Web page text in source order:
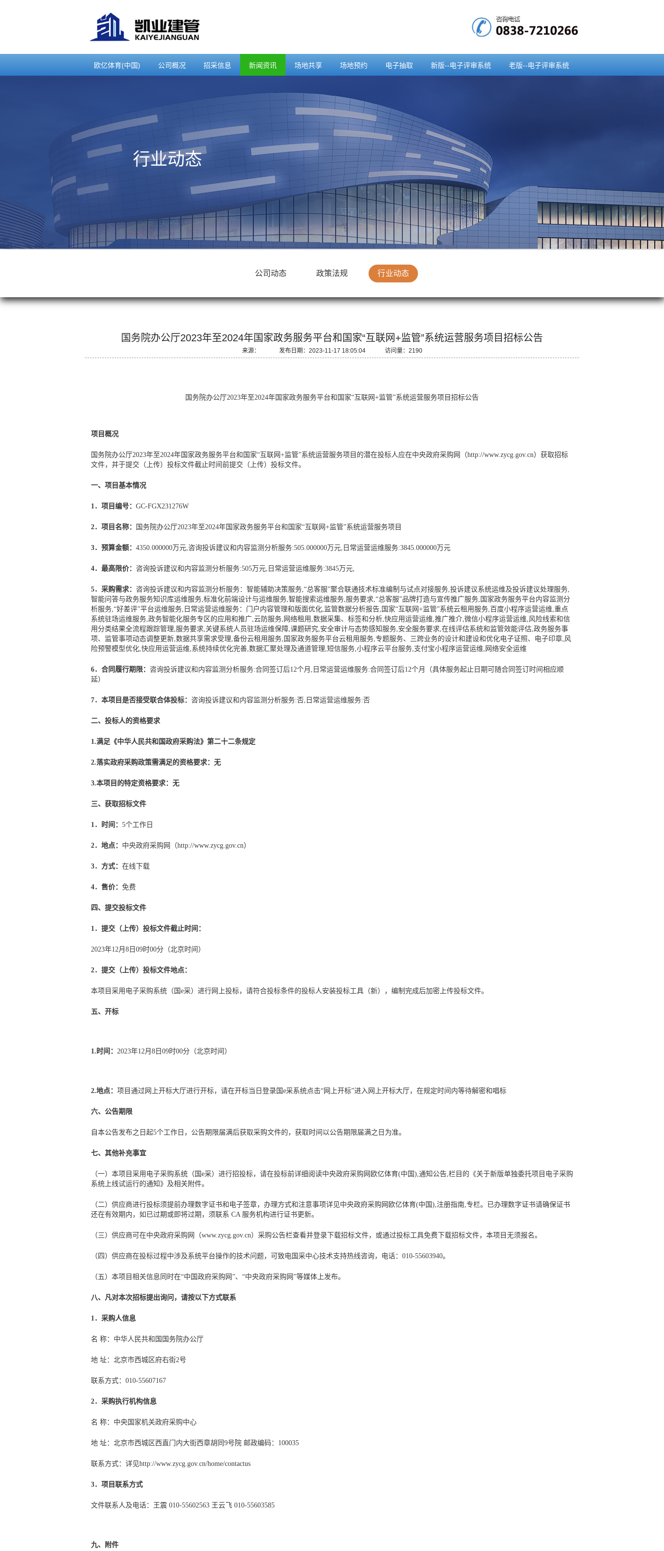
欧亿体育(中国) 公司概况 招采信息 新闻资讯 场地共享 场地预约 电子抽取 新版--电子评审系统 老版--电子评审系统
行业动态
公司动态 政策法规 行业动态
国务院办公厅2023年至2024年国家政务服务平台和国家“互联网+监管”系统运营服务项目招标公告
来源： 发布日期：2023-11-17 18:05:04 访问量：2190
国务院办公厅2023年至2024年国家政务服务平台和国家“互联网+监管”系统运营服务项目招标公告
项目概况
国务院办公厅2023年至2024年国家政务服务平台和国家“互联网+监管”系统运营服务项目的潜在投标人应在中央政府采购网（http://www.zycg.gov.cn）获取招标
文件，并于提交（上传）投标文件截止时间前提交（上传）投标文件。
一、项目基本情况
1．项目编号： GC-FGX231276W
2．项目名称： 国务院办公厅2023年至2024年国家政务服务平台和国家“互联网+监管”系统运营服务项目
3．预算金额： 4350.000000万元,咨询投诉建议和内容监测分析服务:505.000000万元,日常运营运维服务:3845.000000万元
4．最高限价： 咨询投诉建议和内容监测分析服务:505万元,日常运营运维服务:3845万元,
5．采购需求： 咨询投诉建议和内容监测分析服务：智能辅助决策服务,“总客服”聚合联通技术标准编制与试点对接服务,投诉建议系统运维及投诉建议处理服务,
智能问答与政务服务知识库运维服务,标准化前端设计与运维服务,智能搜索运维服务,服务要求,“总客服”品牌打造与宣传推广服务,国家政务服务平台内容监测分
析服务,“好差评”平台运维服务,日常运营运维服务：门户内容管理和版面优化,监管数据分析报告,国家“互联网+监管”系统云租用服务,百度小程序运营运维,重点
系统驻场运维服务,政务智能化服务专区的应用和推广,云防服务,网络租用,数据采集、标签和分析,快应用运营运维,推广推介,微信小程序运营运维,风险线索和信
用分类结果全流程跟踪管理,服务要求,关键系统人员驻场运维保障,课题研究,安全审计与态势感知服务,安全服务要求,在线评估系统和监管效能评估,政务服务事
项、监管事项动态调整更新,数据共享需求受理,备份云租用服务,国家政务服务平台云租用服务,专题服务、三跨业务的设计和建设和优化电子证照、电子印章,风
险预警模型优化,快应用运营运维,系统持续优化完善,数据汇聚处理及通道管理,短信服务,小程序云平台服务,支付宝小程序运营运维,网络安全运维
6．合同履行期限： 咨询投诉建议和内容监测分析服务:合同签订后12个月,日常运营运维服务:合同签订后12个月（具体服务起止日期可随合同签订时间相应顺
延）
7．本项目是否接受联合体投标： 咨询投诉建议和内容监测分析服务:否,日常运营运维服务:否
二、投标人的资格要求
1.满足《中华人民共和国政府采购法》第二十二条规定
2.落实政府采购政策需满足的资格要求： 无
3.本项目的特定资格要求： 无
三、获取招标文件
1．时间： 5个工作日
2．地点： 中央政府采购网（http://www.zycg.gov.cn）
3．方式： 在线下载
4．售价： 免费
四、提交投标文件
1．提交（上传）投标文件截止时间：
2023年12月8日09时00分（北京时间）
2．提交（上传）投标文件地点：
本项目采用电子采购系统（国e采）进行网上投标，请符合投标条件的投标人安装投标工具（新），编制完成后加密上传投标文件。
五、开标
1.时间： 2023年12月8日09时00分（北京时间）
2.地点： 项目通过网上开标大厅进行开标，请在开标当日登录国e采系统点击“网上开标”进入网上开标大厅，在规定时间内等待解密和唱标
六、公告期限
自本公告发布之日起5个工作日，公告期限届满后获取采购文件的，获取时间以公告期限届满之日为准。
七、其他补充事宜
（一）本项目采用电子采购系统（国e采）进行招投标，请在投标前详细阅读中央政府采购网欧亿体育(中国),通知公告,栏目的《关于新版单独委托项目电子采购
系统上线试运行的通知》及相关附件。
（二）供应商进行投标须提前办理数字证书和电子签章，办理方式和注意事项详见中央政府采购网欧亿体育(中国),注册指南,专栏。已办理数字证书请确保证书
还在有效期内，如已过期或即将过期，须联系 CA 服务机构进行证书更新。
（三）供应商可在中央政府采购网（www.zycg.gov.cn）采购公告栏查看并登录下载招标文件，或通过投标工具免费下载招标文件，本项目无须报名。
（四）供应商在投标过程中涉及系统平台操作的技术问题，可致电国采中心技术支持热线咨询，电话：010-55603940。
（五）本项目相关信息同时在“中国政府采购网”、“中央政府采购网”等媒体上发布。
八、凡对本次招标提出询问，请按以下方式联系
1．采购人信息
名 称：中华人民共和国国务院办公厅
地 址：北京市西城区府右街2号
联系方式：010-55607167
2．采购执行机构信息
名 称：中央国家机关政府采购中心
地 址：北京市西城区西直门内大街西章胡同9号院 邮政编码：100035
联系方式：详见http://www.zycg.gov.cn/home/contactus
3．项目联系方式
文件联系人及电话：王震 010-55602563 王云飞 010-55603585
九、附件